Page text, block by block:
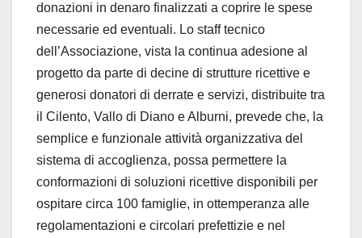
donazioni in denaro finalizzati a coprire le spese
necessarie ed eventuali. Lo staff tecnico
dell’Associazione, vista la continua adesione al
progetto da parte di decine di strutture ricettive e
generosi donatori di derrate e servizi, distribuite tra
il Cilento, Vallo di Diano e Alburni, prevede che, la
semplice e funzionale attività organizzativa del
sistema di accoglienza, possa permettere la
conformazioni di soluzioni ricettive disponibili per
ospitare circa 100 famiglie, in ottemperanza alle
regolamentazioni e circolari prefettizie e nel